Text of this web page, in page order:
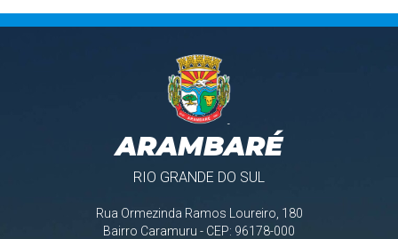
ARAMBARÉ
RIO GRANDE DO SUL
Rua Ormezinda Ramos Loureiro, 180
Bairro Caramuru - CEP: 96178-000